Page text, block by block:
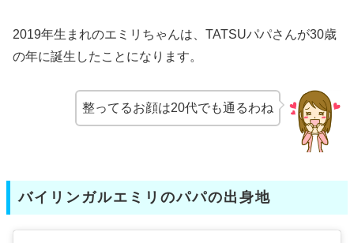
2019年生まれのエミリちゃんは、TATSUパパさんが30歳
の年に誕生したことになります。
整ってるお顔は20代でも通るわね
バイリンガルエミリのパパの出身地